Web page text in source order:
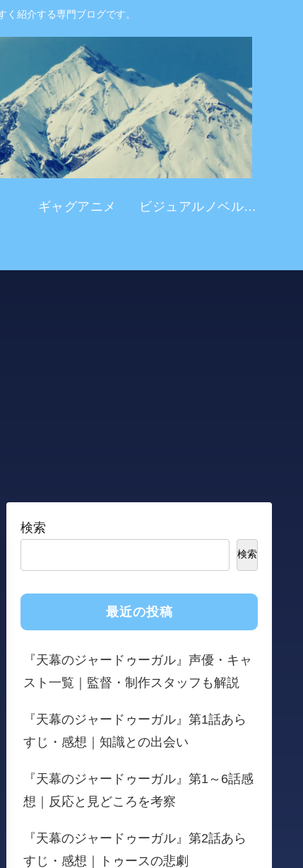
紹介する専門ブログです。
ギャグアニメ ビジュアルノベル系 アニメ
検索
検索
最近の投稿
『天幕のジャードゥーガル』声優・キャ
スト一覧｜監督・制作スタッフも解説
『天幕のジャードゥーガル』第1話あら
すじ・感想｜知識との出会い
『天幕のジャードゥーガル』第1～6話感
想｜反応と見どころを考察
『天幕のジャードゥーガル』第2話あら
すじ・感想｜トゥースの悲劇